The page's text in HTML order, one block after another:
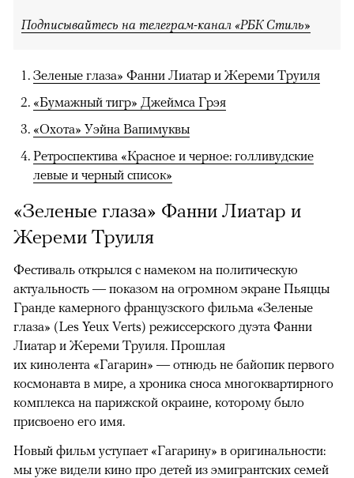
Подписывайтесь на телеграм-канал «РБК Стиль»
Зеленые глаза» Фанни Лиатар и Жереми Труиля
«Бумажный тигр» Джеймса Грэя
«Охота» Уэйна Вапимуквы
Ретроспектива «Красное и черное: голливудские
левые и черный список»
«Зеленые глаза» Фанни Лиатар и
Жереми Труиля
Фестиваль открылся с намеком на политическую
актуальность — показом на огромном экране Пьяццы
Гранде камерного французского фильма «Зеленые
глаза» (Les Yeux Verts) режиссерского дуэта Фанни
Лиатар и Жереми Труиля. Прошлая
их кинолента «Гагарин» — отнюдь не байопик первого
космонавта в мире, а хроника сноса многоквартирного
комплекса на парижской окраине, которому было
присвоено его имя.
Новый фильм уступает «Гагарину» в оригинальности:
мы уже видели кино про детей из эмигрантских семей